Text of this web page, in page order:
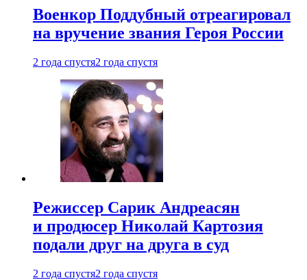
Военкор Поддубный отреагировал
на вручение звания Героя России
2 года спустя2 года спустя
Режиссер Сарик Андреасян
и продюсер Николай Картозия
подали друг на друга в суд
2 года спустя2 года спустя